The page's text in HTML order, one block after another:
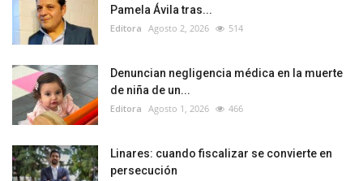
Pamela Ávila tras...
Editora Agosto 2, 2026 514
Denuncian negligencia médica en la muerte
de niña de un...
Editora Agosto 1, 2026 466
Linares: cuando fiscalizar se convierte en
persecución